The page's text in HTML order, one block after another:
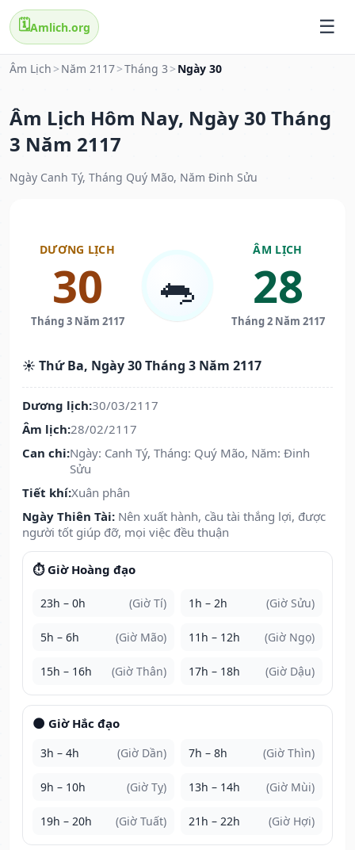
🗓️Amlich.org
Âm Lịch > Năm 2117>Tháng 3 > Ngày 30
Âm Lịch Hôm Nay, Ngày 30 Tháng
3 Năm 2117
Ngày Canh Tý, Tháng Quý Mão, Năm Đinh Sửu
DƯƠNG LỊCH
30
Tháng 3 Năm 2117
🐀
ÂM LỊCH
28
Tháng 2 Năm 2117
☀️ Thứ Ba, Ngày 30 Tháng 3 Năm 2117
Dương lịch:30/03/2117
Âm lịch:28/02/2117
Can chi:Ngày: Canh Tý, Tháng: Quý Mão, Năm: Đinh
Sửu
Tiết khí:Xuân phân
Ngày Thiên Tài: Nên xuất hành, cầu tài thắng lợi, được
người tốt giúp đỡ, mọi việc đều thuận
⏱️ Giờ Hoàng đạo
23h – 0h (Giờ Tí) 1h – 2h (Giờ Sửu)
5h – 6h (Giờ Mão) 11h – 12h (Giờ Ngọ)
15h – 16h (Giờ Thân) 17h – 18h (Giờ Dậu)
🌑 Giờ Hắc đạo
3h – 4h (Giờ Dần) 7h – 8h (Giờ Thìn)
9h – 10h (Giờ Tỵ) 13h – 14h (Giờ Mùi)
19h – 20h (Giờ Tuất) 21h – 22h (Giờ Hợi)